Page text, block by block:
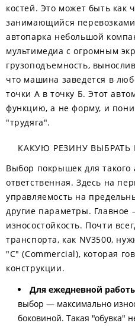
костей. Это может быть как
занимающийся
автопарка небольшой
мультимедиа с огромным
грузоподъемность,
что машина заведется в
точки А в точку Б. Этот
функцию, а не форму, и
"трудяга".
КАКУЮ РЕЗИНУ ВЫБРАТЬ
Выбор покрышек для
ответственная. Здесь на
управляемость на
другие параметры. Главное
износостойкость. Почти
транспорта, как NV3500,
"C" (Commercial), которая
конструкции.
Для ежедневной
выбор — максимально
боковиной. Такая "обувка"